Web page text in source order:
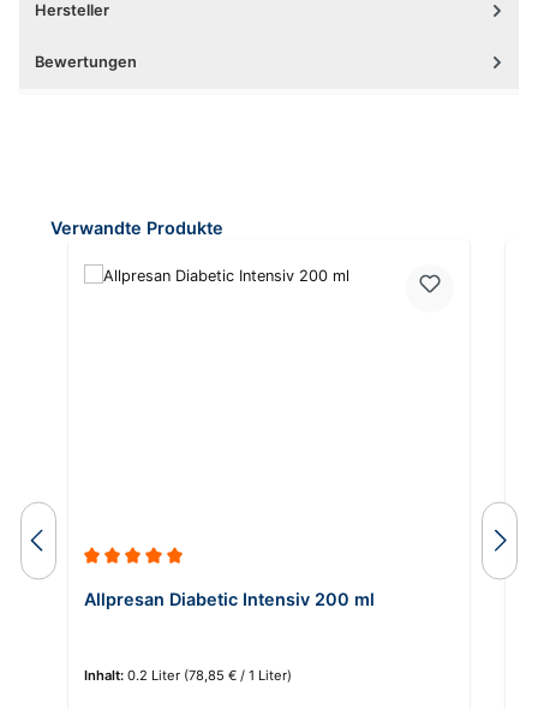
Hersteller
Bewertungen
Produktgalerie überspringen
Verwandte Produkte
Allpresan Diabetic Intensiv 200 ml
Inhalt: 0.2 Liter (78,85 € / 1 Liter)